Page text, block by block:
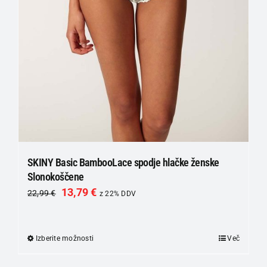
SKINY Basic BambooLace spodje hlačke ženske
Slonokoščene
22,99€ 13,79€ z 22% DDV
Izberite možnosti Več